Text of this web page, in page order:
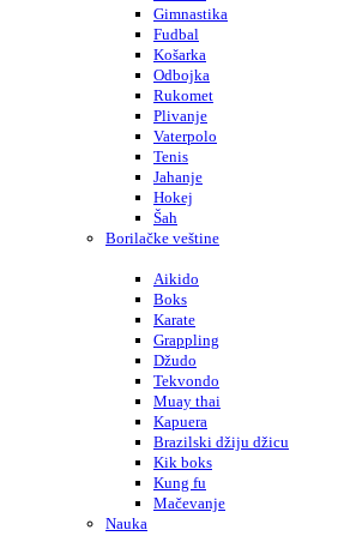
Gimnastika
Fudbal
Košarka
Odbojka
Rukomet
Plivanje
Vaterpolo
Tenis
Jahanje
Hokej
Šah
Borilačke veštine
Aikido
Boks
Karate
Grappling
Džudo
Tekvondo
Muay thai
Kapuera
Brazilski džiju džicu
Kik boks
Kung fu
Mačevanje
Nauka